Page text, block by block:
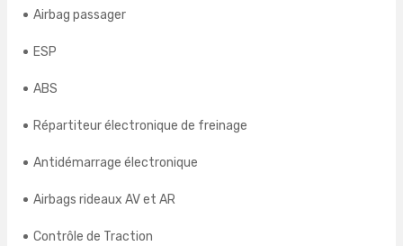
Airbag passager
ESP
ABS
Répartiteur électronique de freinage
Antidémarrage électronique
Airbags rideaux AV et AR
Contrôle de Traction